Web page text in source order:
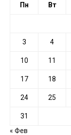
Пн Вт
3 4
10 11
17 18
24 25
31
« Фев